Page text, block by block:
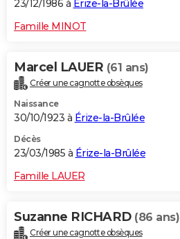
23/12/1986 à Érize-la-Brûlée
Famille MINOT
Marcel LAUER (61 ans)
Créer une cagnotte obsèques
Naissance
30/10/1923 à Érize-la-Brûlée
Décès
23/03/1985 à Érize-la-Brûlée
Famille LAUER
Suzanne RICHARD (86 ans)
Créer une cagnotte obsèques